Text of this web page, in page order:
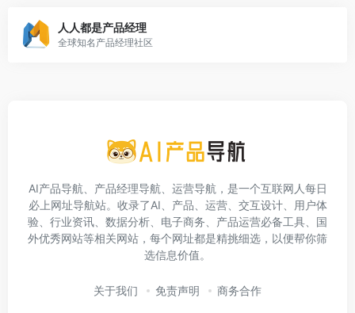
人人都是产品经理
全球知名产品经理社区
AI产品导航、产品经理导航、运营导航，是一个互联网人每日
必上网址导航站。收录了AI、产品、运营、交互设计、用户体
验、行业资讯、数据分析、电子商务、产品运营必备工具、国
外优秀网站等相关网站，每个网址都是精挑细选，以便帮你筛
选信息价值。
关于我们 免责声明 商务合作